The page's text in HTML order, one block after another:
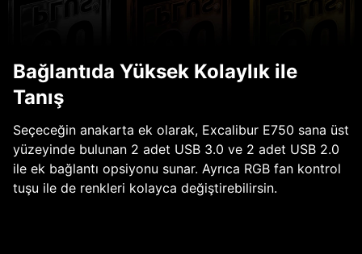
Bağlantıda Yüksek Kolaylık ile
Tanış
Seçeceğin anakarta ek olarak, Excalibur E750 sana üst
yüzeyinde bulunan 2 adet USB 3.0 ve 2 adet USB 2.0
ile ek bağlantı opsiyonu sunar. Ayrıca RGB fan kontrol
tuşu ile de renkleri kolayca değiştirebilirsin.